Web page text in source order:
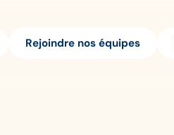
Rejoindre nos équipes